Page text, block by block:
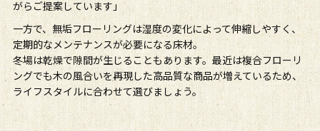
がらご提案しています」
一方で、無垢フローリングは湿度の変化によって伸縮しやすく、
定期的なメンテナンスが必要になる床材。
冬場は乾燥で隙間が生じることもあります。最近は複合フローリ
ングでも木の風合いを再現した高品質な商品が増えているため、
ライフスタイルに合わせて選びましょう。